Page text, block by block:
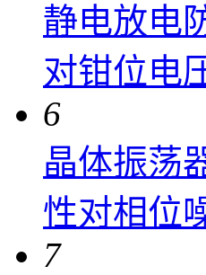
静电放电
对钳位电
6
晶体振荡
性对相位
7